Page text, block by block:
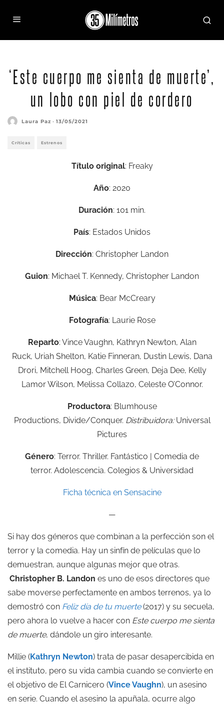
‘Este cuerpo me sienta de muerte’,
un lobo con piel de cordero
Laura Paz · 13/05/2021
Críticas Estrenos
Título original: Freaky
Año: 2020
Duración: 101 min.
País: Estados Unidos
Dirección: Christopher Landon
Guion: Michael T. Kennedy, Christopher Landon
Música: Bear McCreary
Fotografía: Laurie Rose
Reparto: Vince Vaughn, Kathryn Newton, Alan
Ruck, Uriah Shelton, Katie Finneran, Dustin Lewis, Dana
Drori, Mitchell Hoog, Charles Green, Deja Dee, Kelly
Lamor Wilson, Melissa Collazo, Celeste O’Connor.
Productora: Blumhouse
Productions, Divide/Conquer. Distribuidora: Universal
Pictures
Género: Terror. Thriller. Fantástico | Comedia de
terror. Adolescencia. Colegios & Universidad
Ficha técnica en Sensacine
—
Si hay dos géneros que combinan a la perfección son el
terror y la comedia. Hay un sinfín de películas que lo
demuestran, aunque algunas mejor que otras.
Christopher B. Landon es uno de esos directores que
sabe moverse perfectamente en ambos terrenos, ya lo
demostró con Feliz día de tu muerte(2017) y su secuela,
pero ahora lo vuelve a hacer con Este cuerpo me sienta
de muerte, dándole un giro interesante.
Millie (Kathryn Newton) trata de pasar desapercibida en
el instituto, pero su vida cambia cuando se convierte en
el objetivo de El Carnicero (Vince Vaughn), un asesino
en serie. Cuando el asesino la apuñala, ocurre algo